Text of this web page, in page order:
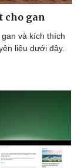
cho gan
và kích thích
liệu dưới đây.